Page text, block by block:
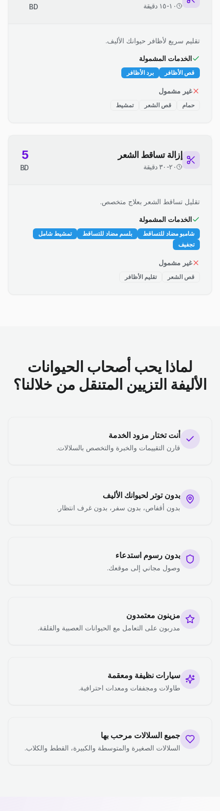
١٠-١٥ دقيقة BD
تقليم سريع لأظافر حيوانك الأليف.
الخدمات المشمولة
قص الأظافر برد الأظافر
غير مشمول
حمام قص الشعر تمشيط
إزالة تساقط الشعر
٢٠-٣٠ دقيقة
5
BD
تقليل تساقط الشعر بعلاج متخصص.
الخدمات المشمولة
شامبو مضاد للتساقط بلسم مضاد للتساقط
تمشيط شامل
تجفيف
غير مشمول
قص الشعر تقليم الأظافر
لماذا يحب أصحاب الحيوانات
الأليفة التزيين المتنقل من خلالنا؟
أنت تختار مزود الخدمة
قارن التقييمات والخبرة والتخصص بالسلالات.
بدون توتر لحيوانك الأليف
بدون أقفاص، بدون سفر، بدون غرف انتظار.
بدون رسوم استدعاء
وصول مجاني إلى موقعك.
مزينون معتمدون
مدربون على التعامل مع الحيوانات العصبية والقلقة.
سيارات نظيفة ومعقمة
طاولات ومجففات ومعدات احترافية.
جميع السلالات مرحب بها
السلالات الصغيرة والمتوسطة والكبيرة، القطط والكلاب.